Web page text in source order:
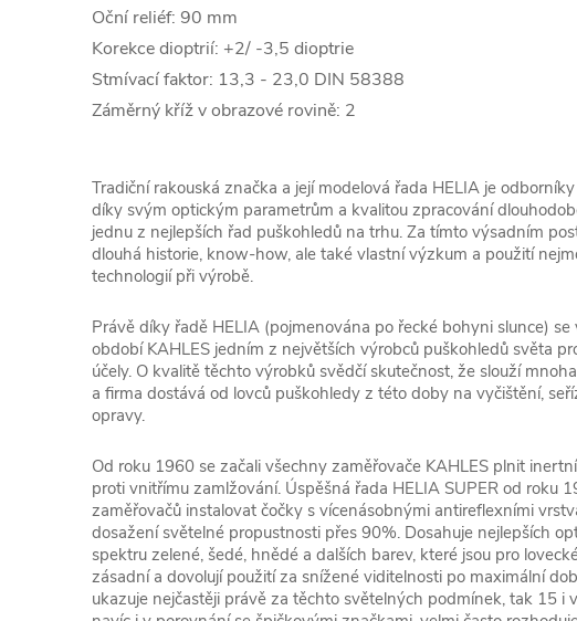
Oční reliéf: 90 mm
Korekce dioptrií: +2/ -3,5 dioptrie
Stmívací faktor: 13,3 - 23,0 DIN 58388
Záměrný kříž v obrazové rovině: 2
Tradiční rakouská značka a její modelová řada HELIA je
díky svým optickým parametrům a kvalitou zpracování
jednu z nejlepších řad puškohledů na trhu. Za tímto výsadním
dlouhá historie, know-how, ale také vlastní výzkum a použití
technologií při výrobě.
Právě díky řadě HELIA (pojmenována po řecké bohyni slunce) se
období KAHLES jedním z největších výrobců puškohledů světa
účely. O kvalitě těchto výrobků svědčí skutečnost, že slouží
a firma dostává od lovců puškohledy z této doby na vyčištění,
opravy.
Od roku 1960 se začali všechny zaměřovače KAHLES plnit
proti vnitřímu zamlžování. Úspěšná řada HELIA SUPER od roku
zaměřovačů instalovat čočky s vícenásobnými antireflexními
dosažení světelné propustnosti přes 90%. Dosahuje nejlepších
spektru zelené, šedé, hnědé a dalších barev, které jsou pro
zásadní a dovolují použití za snížené viditelnosti po maximální
ukazuje nejčastěji právě za těchto světelných podmínek, tak 15 i